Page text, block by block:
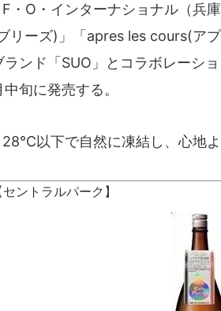
・O・インターナショナル（兵
リーズ)」「apres les cours(ア
ランド「SUO」とコラボレーシ
中旬に発売する。
以下で自然に凍結し、心地よ
セントラルパーク】